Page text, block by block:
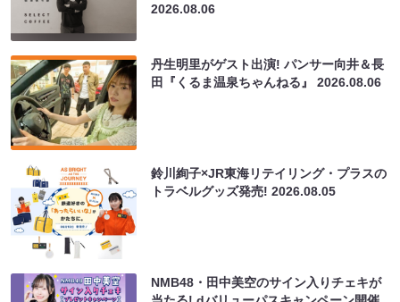
2026.08.06
丹生明里がゲスト出演! パンサー向井＆長
田『くるま温泉ちゃんねる』2026.08.06
鈴川絢子×JR東海リテイリング・プラスの
トラベルグッズ発売!2026.08.05
NMB48・田中美空のサイン入りチェキが